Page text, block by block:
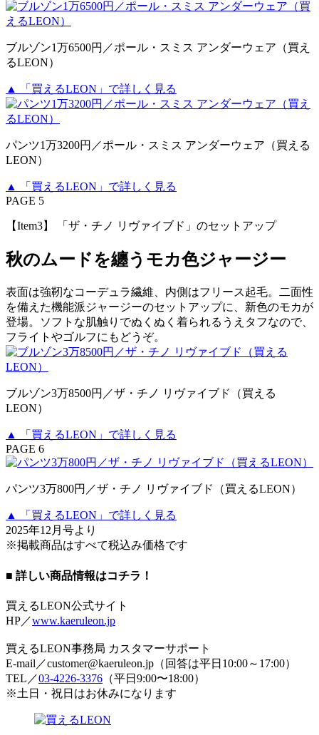
ブルゾン1万6500円／ポール・スミス アンダーウェア（買え
るLEON）
▲ 「買えるLEON」で詳しく見る
パンツ1万3200円／ポール・スミス アンダーウェア（買える
LEON）
▲ 「買えるLEON」で詳しく見る
PAGE 5
【Item3】 「ザ・チノ リヴァイブド」のセットアップ
秋のムードを纏うモカ色ジャージー
表面は強靭なコーデュラ繊維、内側はフリース起毛。二面性
を備えた機能派ジャージーのセットアップに、新色のモカが
登場。ソフトな肌触りでぬくぬく着られるうえタフなので、
フライトやゴルフにもどうぞ。
ブルゾン3万8500円／ザ・チノ リヴァイブド（買える
LEON）
▲ 「買えるLEON」で詳しく見る
PAGE 6
パンツ3万800円／ザ・チノ リヴァイブド（買えるLEON）
▲ 「買えるLEON」で詳しく見る
2025年12月号より
※掲載商品はすべて税込み価格です
■ 詳しい商品情報はコチラ！
買えるLEON公式サイト
HP／www.kaeruleon.jp
買えるLEON事務局 カスタマーサポート
E-mail／customer@kaeruleon.jp（回答は平日10:00～17:00）
TEL／03-4226-3376 （平日9:00〜18:00）
※土日・祝日はお休みになります